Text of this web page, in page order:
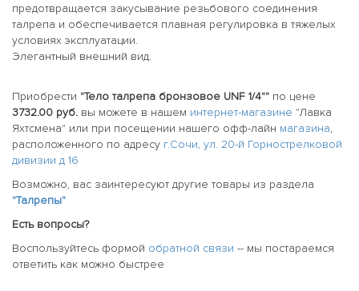
предотвращается закусывание резьбового соединения
талрепа и обеспечивается плавная регулировка в тяжелых
условиях эксплуатации.
Элегантный внешний вид.
Приобрести "Тело талрепа бронзовое UNF 1/4"" по цене
3732.00 руб. вы можете в нашем интернет-магазине "Лавка
Яхтсмена" или при посещении нашего офф-лайн магазина,
расположенного по адресу г.Сочи, ул. 20-й Горнострелковой
дивизии д 16
Возможно, вас заинтересуют другие товары из раздела
"Талрепы"
Есть вопросы?
Воспользуйтесь формой обратной связи -- мы постараемся
ответить как можно быстрее